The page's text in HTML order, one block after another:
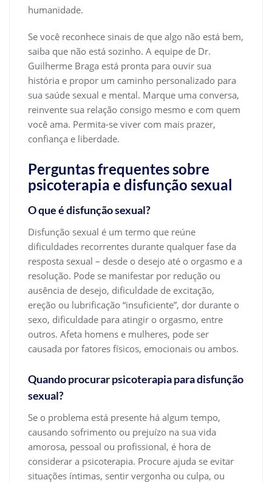
humanidade.
Se você reconhece sinais de que algo não está bem,
saiba que não está sozinho. A equipe de Dr.
Guilherme Braga está pronta para ouvir sua
história e propor um caminho personalizado para
sua saúde sexual e mental. Marque uma conversa,
reinvente sua relação consigo mesmo e com quem
você ama. Permita-se viver com mais prazer,
confiança e liberdade.
Perguntas frequentes sobre
psicoterapia e disfunção sexual
O que é disfunção sexual?
Disfunção sexual é um termo que reúne
dificuldades recorrentes durante qualquer fase da
resposta sexual – desde o desejo até o orgasmo e a
resolução. Pode se manifestar por redução ou
ausência de desejo, dificuldade de excitação,
ereção ou lubrificação “insuficiente”, dor durante o
sexo, dificuldade para atingir o orgasmo, entre
outros. Afeta homens e mulheres, pode ser
causada por fatores físicos, emocionais ou ambos.
Quando procurar psicoterapia para disfunção
sexual?
Se o problema está presente há algum tempo,
causando sofrimento ou prejuízo na sua vida
amorosa, pessoal ou profissional, é hora de
considerar a psicoterapia. Procure ajuda se evitar
situações íntimas, sentir vergonha ou culpa, ou